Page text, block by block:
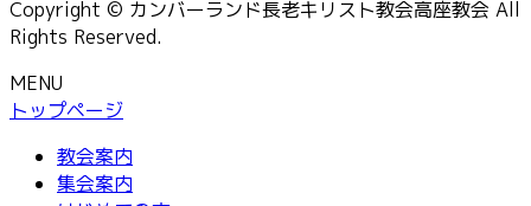
Copyright © カンバーランド長老キリスト教会高座教会 All
Rights Reserved.
MENU
トップページ
教会案内
集会案内